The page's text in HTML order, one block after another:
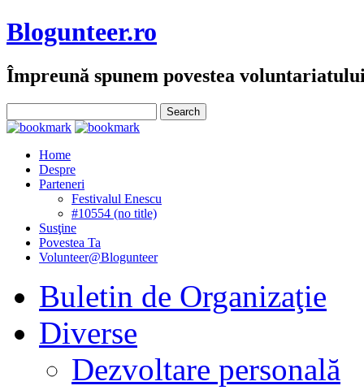
Blogunteer.ro
Împreună spunem povestea
Home
Despre
Parteneri
Festivalul Enescu
#10554 (no title)
Susţine
Povestea Ta
Volunteer@Blogunteer
Buletin de Organizaţie
Diverse
Dezvoltare personală